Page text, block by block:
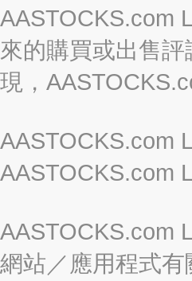
AASTOCKS.com
來的購買或出售
現，
AASTOCKS.com
AASTOCKS.com
AASTOCKS.com
網站／應用程式